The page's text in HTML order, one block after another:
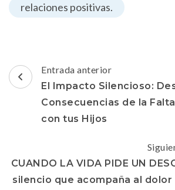
relaciones positivas.
Navegación
de
entradas
Entrada anterior
El Impacto Silencioso:
Consecuencias de la
con tus Hijos
CUANDO LA VIDA PIDE UN
silencio que acompaña al